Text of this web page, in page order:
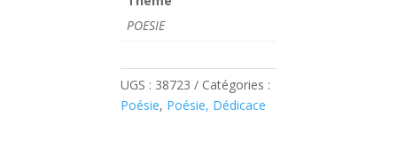
POESIE
UGS : 38723
Catégories :
Poésie, Poésie, Dédicace